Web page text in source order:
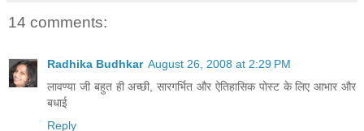
14 comments:
Radhika Budhkar August 26, 2008 at 2:29 PM
लावण्या जी बहुत ही अच्छी, सारगर्भित और ऐतिहासिक पोस्ट के लिए आभार और
बधाई
Reply